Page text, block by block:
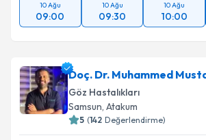
10 Ağu
09:00
10 Ağu
09:30
10 Ağu
10:00
Doç. Dr. Muhammed
Göz Hastalıkları
Samsun, Atakum
5 (142 Değerlendirme)